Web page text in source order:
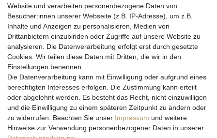
Wir versenden mit
Website und verarbeiten personenbezogene Daten von
Besucher:innen unserer Webseite (z.B. IP-Adresse), um z.B.
Inhalte und Anzeigen zu personalisieren, Medien von
Drittanbietern einzubinden oder Zugriffe auf unsere Website zu
analysieren. Die Datenverarbeitung erfolgt erst durch gesetzte
Cookies. Wir teilen diese Daten mit Dritten, die wir in den
Einstellungen benennen.
Die Datenverarbeitung kann mit Einwilligung oder aufgrund eines
berechtigten Interesses erfolgen. Die Zustimmung kann erteilt
oder abgelehnt werden. Es besteht das Recht, nicht einzuwilligen
und die Einwilligung zu einem späteren Zeitpunkt zu ändern oder
zu widerrufen. Beachten Sie unser Impressum und weitere
Hinweise zur Verwendung personenbezogener Daten in unserer